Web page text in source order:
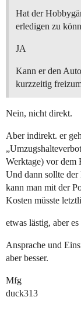
Hat der
erledigen zu
JA
Kann er den
kurzzeitig
Nein, nicht direkt.
Aber indirekt. er
Werktage) vor dem
Und dann sollte der
kann man mit der
Kosten müsste
etwas lästig, aber es
Ansprache und
aber besser.
Mfg
duck313